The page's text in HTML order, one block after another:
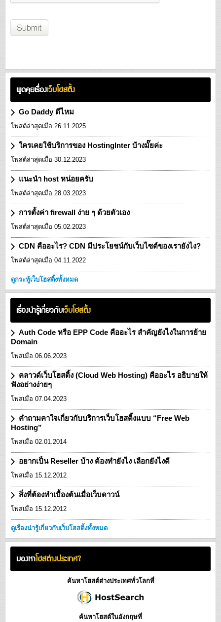
พูดคุยเรื่องเว็บโฮสติ้ง
Go Daddy ดีไหม
โพสต์ล่าสุดเมื่อ 26.11.2025
ใครเคยใช้บริการของ HostingInter บ้างมั๊ยค่ะ
โพสต์ล่าสุดเมื่อ 30.12.2023
แนะนำ host หน่อยครับ
โพสต์ล่าสุดเมื่อ 28.03.2023
การตั้งค่า firewall ง่าย ๆ ด้วยตัวเอง
โพสต์ล่าสุดเมื่อ 05.02.2023
CDN คืออะไร? CDN มีประโยชน์กับเว็บไซต์ของเรายังไง?
โพสต์ล่าสุดเมื่อ 04.11.2022
ดูกระทู้เว็บโฮสติ้งทั้งหมด
เรื่องน่ารู้เกี่ยวกับเว็บโฮสติ้ง
Auth Code หรือ EPP Code คืออะไร สำคัญยังไงในการย้าย
Domain
โพสเมื่อ 06.06.2023
คลาวด์เว็บโฮสติ้ง (Cloud Web Hosting) คืออะไร อธิบายให้
ฟังอย่างง่ายๆ
โพสเมื่อ 07.04.2023
คำถามคาใจเกี่ยวกับบริการเว็บโฮสติ้งแบบ “Free Web
Hosting”
โพสเมื่อ 02.01.2014
อยากเป็น Reseller บ้าง ต้องทำยังไง เลือกยังไงดี
โพสเมื่อ 15.12.2012
สิ่งที่ต้องทำเบื้องต้นเมื่อเว็บดาวน์
โพสเมื่อ 15.12.2012
ดูเรื่องน่ารู้เกี่ยวกับเว็บโฮสติ้งทั้งหมด
มองหาโฮสต่างประเทศ?
ค้นหาโฮสต์ต่างประเทศทั่วโลกที่
ค้นหาโฮสต์ในอังกฤษที่